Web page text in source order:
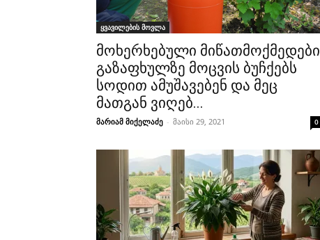
ყვავილების მოვლა
მოხერხებული მიწათმოქმედები
გაზაფხულზე მოცვის ბუჩქებს
სოდით ამუშავებენ და მეც
მათგან ვიღებ...
მარიამ მიქელაძე - მაისი 29, 2021 0